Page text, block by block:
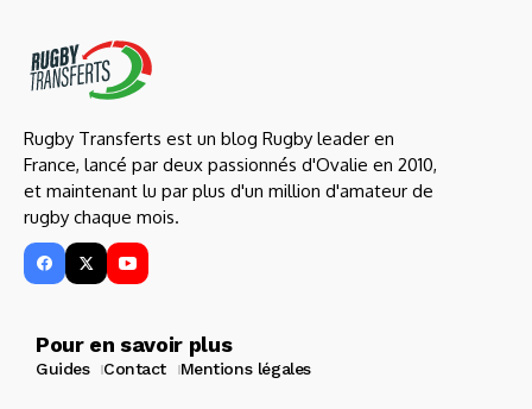
Rugby Transferts est un blog Rugby leader en
France, lancé par deux passionnés d'Ovalie en 2010,
et maintenant lu par plus d'un million d'amateur de
rugby chaque mois.
Pour en savoir plus
Guides Contact Mentions légales